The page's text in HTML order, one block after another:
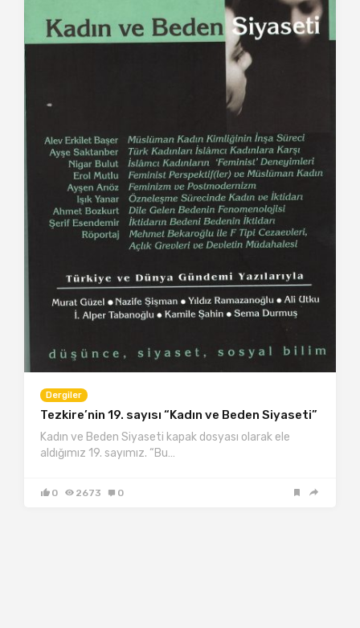
Dergiler
Tezkire’nin 19. sayısı “Kadın ve Beden Siyaseti”
Kadın ve Beden Siyaseti kapak dosyası olarak ele
aldığımız 19. sayımız. “Bu…
0 2673 0